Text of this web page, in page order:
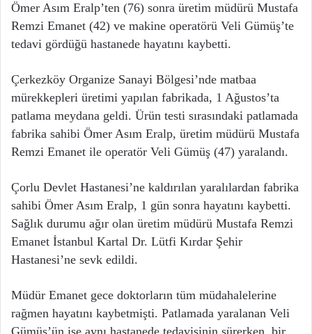
Ömer Asım Eralp’ten (76) sonra üretim müdürü Mustafa
Remzi Emanet (42) ve makine operatörü Veli Gümüş’te
tedavi gördüğü hastanede hayatını kaybetti.
Çerkezköy Organize Sanayi Bölgesi’nde matbaa
mürekkepleri üretimi yapılan fabrikada, 1 Ağustos’ta
patlama meydana geldi. Ürün testi sırasındaki patlamada
fabrika sahibi Ömer Asım Eralp, üretim müdürü Mustafa
Remzi Emanet ile operatör Veli Gümüş (47) yaralandı.
Çorlu Devlet Hastanesi’ne kaldırılan yaralılardan fabrika
sahibi Ömer Asım Eralp, 1 gün sonra hayatını kaybetti.
Sağlık durumu ağır olan üretim müdürü Mustafa Remzi
Emanet İstanbul Kartal Dr. Lütfi Kırdar Şehir
Hastanesi’ne sevk edildi.
Müdür Emanet gece doktorların tüm müdahalelerine
rağmen hayatını kaybetmişti. Patlamada yaralanan Veli